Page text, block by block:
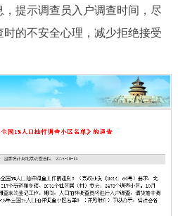
提示调查员入户调查时间，尽
的不安全心理，减少拒绝接受